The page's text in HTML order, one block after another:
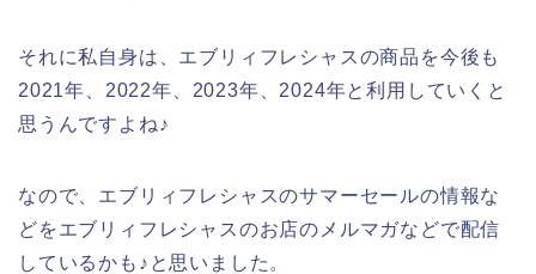
それに私自身は、エブリィフレシャスの商品を今後も
2021年、2022年、2023年、2024年と利用していくと
思うんですよね♪
なので、エブリィフレシャスのサマーセールの情報な
どをエブリィフレシャスのお店のメルマガなどで配信
しているかも♪と思いました。